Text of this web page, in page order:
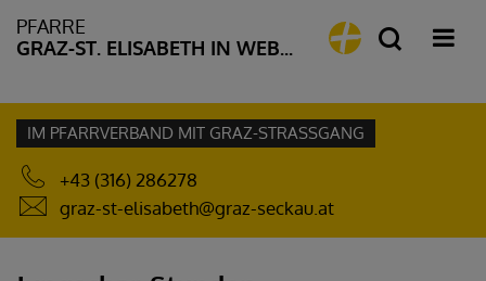
PFARRE
GRAZ-ST. ELISABETH IN WEBLING
IM PFARRVERBAND MIT GRAZ-STRASSGANG
+43 (316) 286278
graz-st-elisabeth@graz-seckau.at